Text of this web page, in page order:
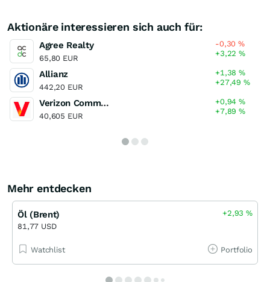
Aktionäre interessieren sich auch für:
Agree Realty
65,80 EUR
-0,30%
+3,22%
Allianz
442,20 EUR
+1,38%
+27,49%
Verizon Communications
40,605 EUR
+0,94%
+7,89%
Mehr entdecken
Öl (Brent)
81,77 USD
+2,93%
Watchlist Portfolio